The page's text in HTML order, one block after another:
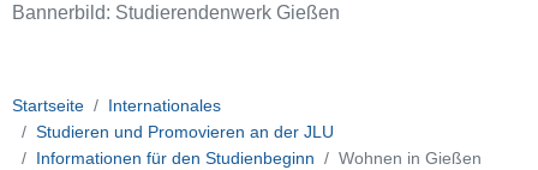
Bannerbild: Studierendenwerk Gießen
Startseite
Internationales
Studieren und Promovieren an der JLU
Informationen für den Studienbeginn
Wohnen in Gießen